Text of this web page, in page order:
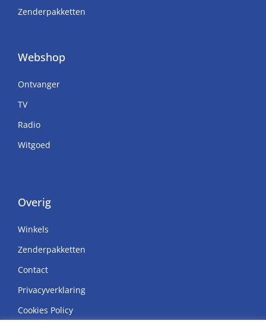
Zenderpakketten
Webshop
Ontvanger
TV
Radio
Witgoed
Overig
Winkels
Zenderpakketten
Contact
Privacyverklaring
Cookies Policy